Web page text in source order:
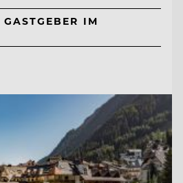
IM